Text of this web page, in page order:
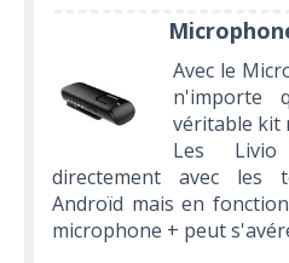
Avec le
n'importe
véritable kit
Les Livio
directement avec les
Androïd mais en
microphone + peut